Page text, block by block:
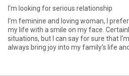
I’m looking for serious relationship
I’m feminine and loving woman, I
my life with a smile on my face.
situations, but I can say for sure that
always bring joy into my family’s life